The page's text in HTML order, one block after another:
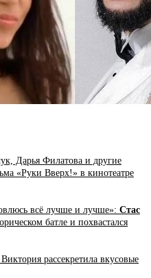
Дарья Филатова и другие
«Руки Вверх!» в кинотеатре
всё лучше и лучше»: Стас
батле и похвастался
рассекретила вкусовые